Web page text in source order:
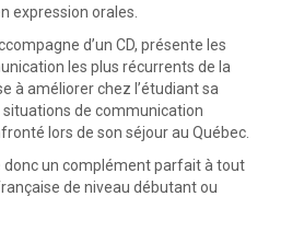
expression orales.
d’un CD, présente les
les plus récurrents de la
à améliorer chez l’étudiant sa
de communication
lors de son séjour au Québec.
donc un complément parfait à tout
de niveau débutant ou